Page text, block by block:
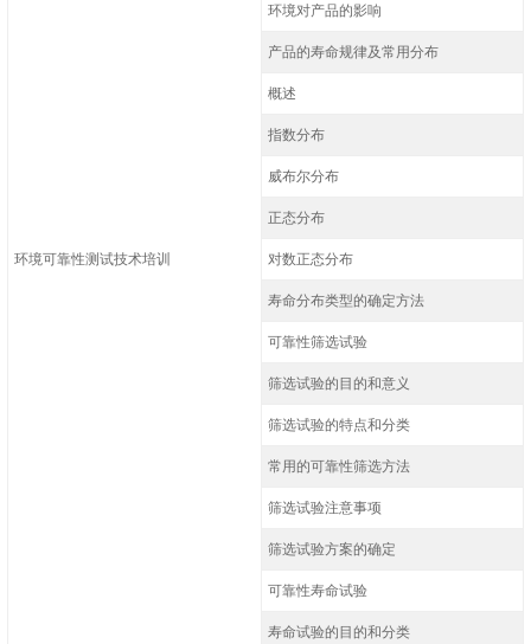
环境可靠性测试技术培训
环境对产品的影响
产品的寿命规律及常用分布
概述
指数分布
威布尔分布
正态分布
对数正态分布
寿命分布类型的确定方法
可靠性筛选试验
筛选试验的目的和意义
筛选试验的特点和分类
常用的可靠性筛选方法
筛选试验注意事项
筛选试验方案的确定
可靠性寿命试验
寿命试验的目的和分类